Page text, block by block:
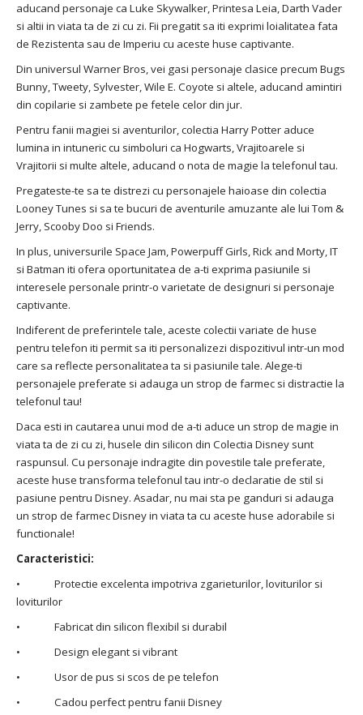
aducand personaje ca Luke Skywalker, Printesa Leia, Darth Vader
si altii in viata ta de zi cu zi. Fii pregatit sa iti exprimi loialitatea fata
de Rezistenta sau de Imperiu cu aceste huse captivante.
Din universul Warner Bros, vei gasi personaje clasice precum Bugs
Bunny, Tweety, Sylvester, Wile E. Coyote si altele, aducand amintiri
din copilarie si zambete pe fetele celor din jur.
Pentru fanii magiei si aventurilor, colectia Harry Potter aduce
lumina in intuneric cu simboluri ca Hogwarts, Vrajitoarele si
Vrajitorii si multe altele, aducand o nota de magie la telefonul tau.
Pregateste-te sa te distrezi cu personajele haioase din colectia
Looney Tunes si sa te bucuri de aventurile amuzante ale lui Tom &
Jerry, Scooby Doo si Friends.
In plus, universurile Space Jam, Powerpuff Girls, Rick and Morty, IT
si Batman iti ofera oportunitatea de a-ti exprima pasiunile si
interesele personale printr-o varietate de designuri si personaje
captivante.
Indiferent de preferintele tale, aceste colectii variate de huse
pentru telefon iti permit sa iti personalizezi dispozitivul intr-un mod
care sa reflecte personalitatea ta si pasiunile tale. Alege-ti
personajele preferate si adauga un strop de farmec si distractie la
telefonul tau!
Daca esti in cautarea unui mod de a-ti aduce un strop de magie in
viata ta de zi cu zi, husele din silicon din Colectia Disney sunt
raspunsul. Cu personaje indragite din povestile tale preferate,
aceste huse transforma telefonul tau intr-o declaratie de stil si
pasiune pentru Disney. Asadar, nu mai sta pe ganduri si adauga
un strop de farmec Disney in viata ta cu aceste huse adorabile si
functionale!
Caracteristici:
• Protectie excelenta impotriva zgarieturilor, loviturilor si
loviturilor
• Fabricat din silicon flexibil si durabil
• Design elegant si vibrant
• Usor de pus si scos de pe telefon
• Cadou perfect pentru fanii Disney